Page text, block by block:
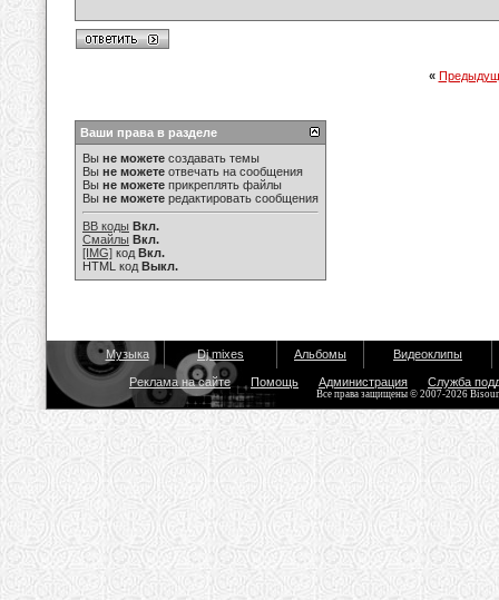
«
Ваши права в разделе
Вы не можете создавать темы
Вы не можете отвечать на сообщения
Вы не можете прикреплять файлы
Вы не можете редактировать сообщения
BB коды Вкл.
Смайлы Вкл.
[IMG] код Вкл.
HTML код Выкл.
Музыка Dj mixes Альбомы Видеоклипы
Реклама на сайте Помощь Администрация Служба
Все права защищены © 2007-2026